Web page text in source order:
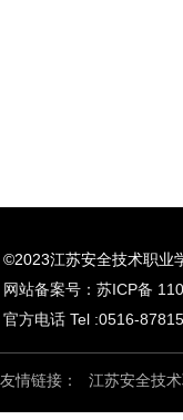
©2023江苏安全技术职业
网站备案号：苏ICP备
官方电话 Tel :0516-
友情链接： 江苏安全技